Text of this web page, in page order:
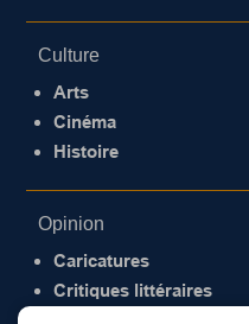
Culture
Arts
Cinéma
Histoire
Opinion
Caricatures
Critiques littéraires